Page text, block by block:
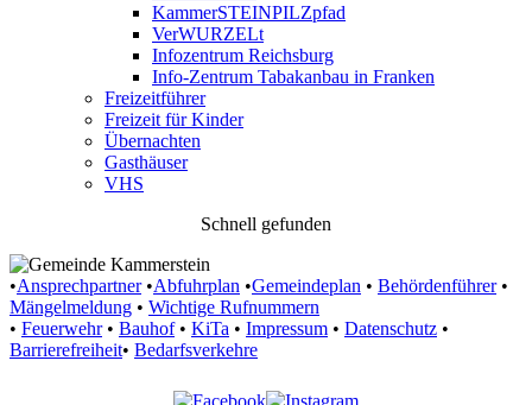
KammerSTEINPILZpfad
VerWURZELt
Infozentrum Reichsburg
Info-Zentrum Tabakanbau in Franken
Freizeitführer
Freizeit für Kinder
Übernachten
Gasthäuser
VHS
Schnell gefunden
•Ansprechpartner •Abfuhrplan •Gemeindeplan • Behördenführer •
Mängelmeldung • Wichtige Rufnummern
• Feuerwehr • Bauhof • KiTa • Impressum • Datenschutz •
Barrierefreiheit• Bedarfsverkehre